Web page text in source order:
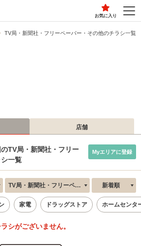
お気に入り
TV局・新聞社・フリーペーパー・その他のチラシ一覧
店舗
TV局・新聞社・フリー
一覧
Myエリアに登録
TV局・新聞社・フリーペーパー・その他 新着順
家電 ドラッグストア ホームセンタ
シがございません。